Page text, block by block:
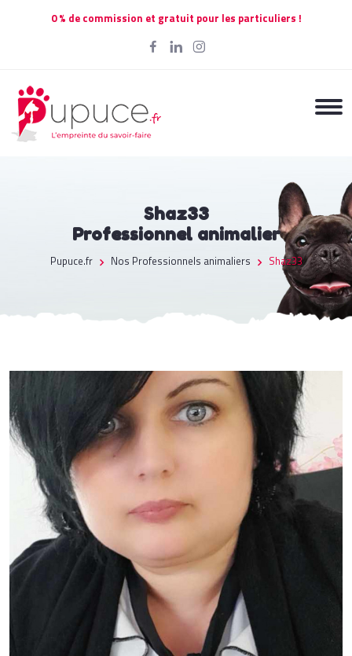
0 % de commission et gratuit pour les particuliers !
Shaz33
Professionnel animalier
Pupuce.fr Nos Professionnels animaliers Shaz33